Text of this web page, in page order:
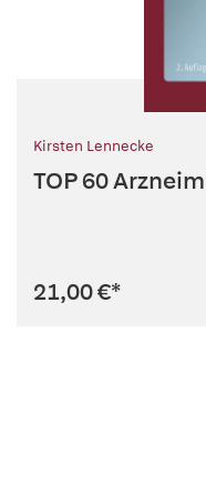
Kirsten Lennecke
TOP 60
21,00 €*